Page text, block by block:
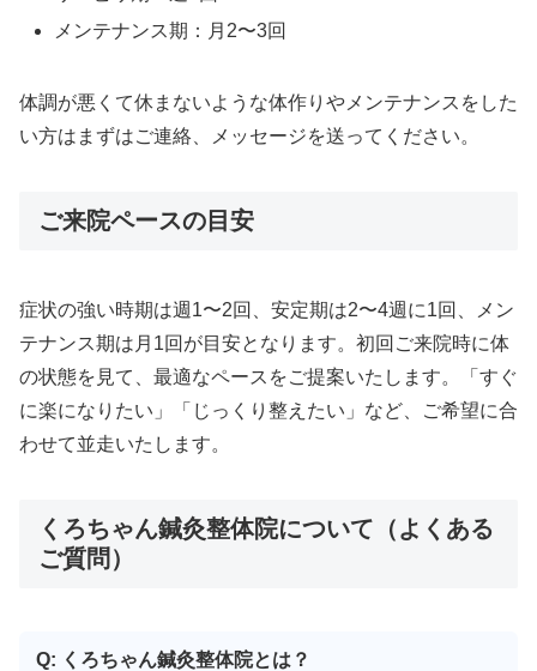
メンテナンス期：月2〜3回
体調が悪くて休まないような体作りやメンテナンスをした
い方はまずはご連絡、メッセージを送ってください。
ご来院ペースの目安
症状の強い時期は週1〜2回、安定期は2〜4週に1回、メン
テナンス期は月1回が目安となります。初回ご来院時に体
の状態を見て、最適なペースをご提案いたします。「すぐ
に楽になりたい」「じっくり整えたい」など、ご希望に合
わせて並走いたします。
くろちゃん鍼灸整体院について（よくある
ご質問）
Q: くろちゃん鍼灸整体院とは？